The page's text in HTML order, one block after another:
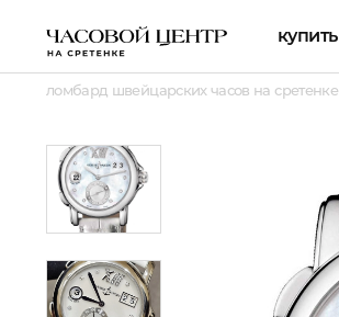
купить
ломбард швейцарских часов на сретенке